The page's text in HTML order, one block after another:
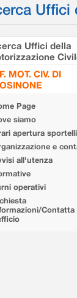
Uffici
Uffici della
MOT. CIV. DI
Page
siamo
apertura sportelli
e
all'utenza
operativi
Contatta